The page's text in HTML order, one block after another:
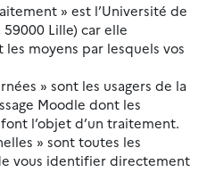
» est l’Université de
59000 Lille) car elle
moyens par lesquels vos
» sont les usagers de la
Moodle dont les
l’objet d’un traitement.
» sont toutes les
vous identifier directement